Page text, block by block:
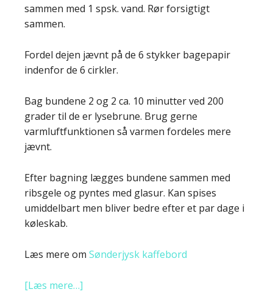
sammen med 1 spsk. vand. Rør forsigtigt
sammen.
Fordel dejen jævnt på de 6 stykker bagepapir
indenfor de 6 cirkler.
Bag bundene 2 og 2 ca. 10 minutter ved 200
grader til de er lysebrune. Brug gerne
varmluftfunktionen så varmen fordeles mere
jævnt.
Efter bagning lægges bundene sammen med
ribsgele og pyntes med glasur. Kan spises
umiddelbart men bliver bedre efter et par dage i
køleskab.
Læs mere om Sønderjysk kaffebord
[Læs mere…]